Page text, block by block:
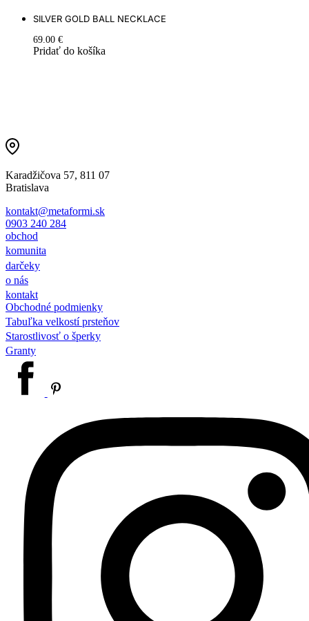
SILVER GOLD BALL NECKLACE
69.00 €
Pridať do košíka
Karadžičova 57, 811 07
Bratislava
kontakt@metaformi.sk
0903 240 284
obchod
komunita
darčeky
o nás
kontakt
Obchodné podmienky
Tabuľka velkostí prsteňov
Starostlivosť o šperky
Granty